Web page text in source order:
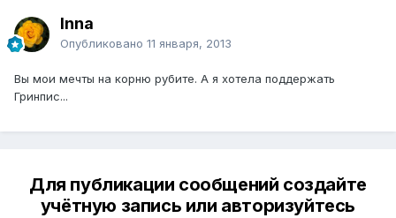
Inna
Опубликовано 11 января, 2013
Вы мои мечты на корню рубите. А я хотела поддержать
Гринпис...
Для публикации сообщений создайте
учётную запись или авторизуйтесь